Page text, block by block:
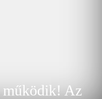
működik! Az